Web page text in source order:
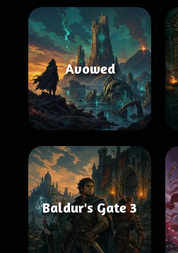
Avowed
Baldur's Gate 3